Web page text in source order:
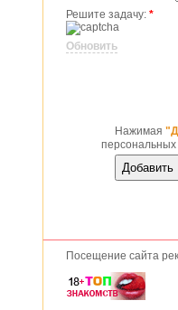
Решите задачу: *
Обновить
Нажимая
персональных
Посещение сайта